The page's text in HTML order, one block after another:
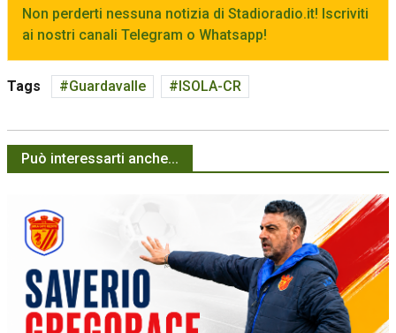
Non perderti nessuna notizia di Stadioradio.it! Iscriviti
ai nostri canali Telegram o Whatsapp!
Tags Guardavalle ISOLA-CR
Può interessarti anche...